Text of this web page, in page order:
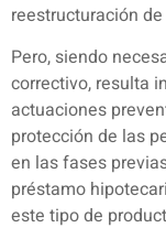
reestructuración
Pero, siendo
correctivo, resulta
actuaciones
protección de las
en las fases
préstamo
este tipo de